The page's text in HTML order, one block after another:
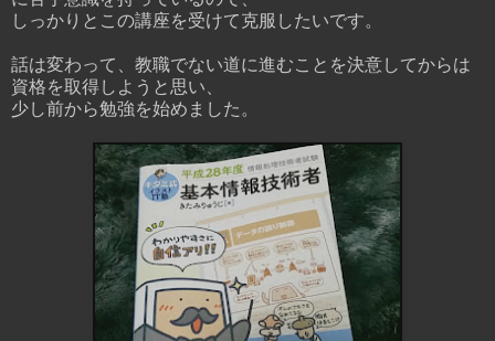
しっかりとこの講座を受けて克服したいです。
話は変わって、教職でない道に進むことを決意してからは
資格を取得しようと思い、
少し前から勉強を始めました。